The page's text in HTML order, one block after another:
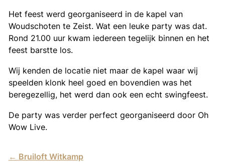
Het feest werd georganiseerd in de kapel van
Woudschoten te Zeist. Wat een leuke party was dat.
Rond 21.00 uur kwam iedereen tegelijk binnen en het
feest barstte los.
Wij kenden de locatie niet maar de kapel waar wij
speelden klonk heel goed en bovendien was het
beregezellig, het werd dan ook een echt swingfeest.
De party was verder perfect georganiseerd door Oh
Wow Live.
← Bruiloft Witkamp